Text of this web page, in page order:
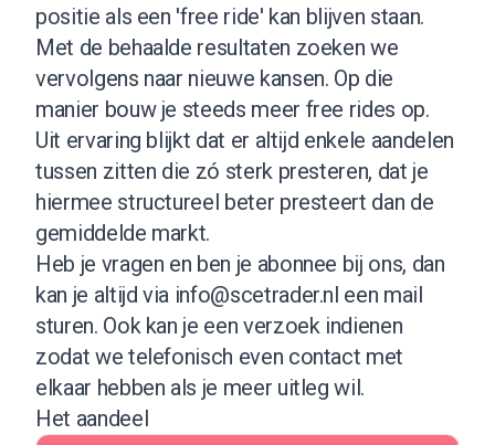
positie als een 'free ride' kan blijven staan.
Met de behaalde resultaten zoeken we
vervolgens naar nieuwe kansen. Op die
manier bouw je steeds meer free rides op.
Uit ervaring blijkt dat er altijd enkele aandelen
tussen zitten die zó sterk presteren, dat je
hiermee structureel beter presteert dan de
gemiddelde markt.
Heb je vragen en ben je abonnee bij ons, dan
kan je altijd via info@scetrader.nl een mail
sturen. Ook kan je een verzoek indienen
zodat we telefonisch even contact met
elkaar hebben als je meer uitleg wil.
Het aandeel